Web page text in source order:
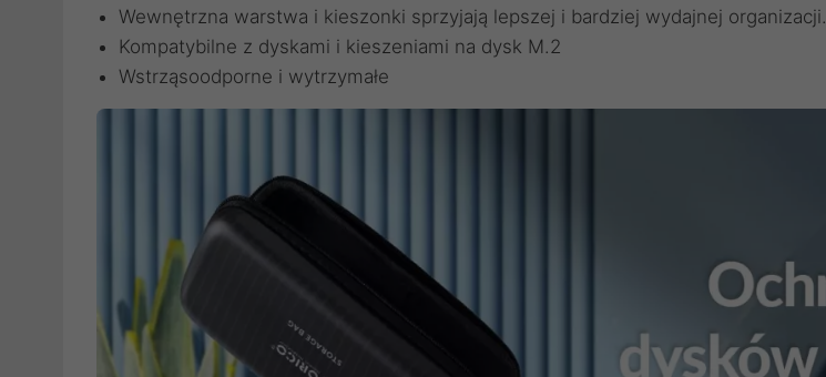
Wewnętrzna warstwa i kieszonki sprzyjają lepszej i bardziej wydajnej organizacji.
Kompatybilne z dyskami i kieszeniami na dysk M.2
Wstrząsoodporne i wytrzymałe